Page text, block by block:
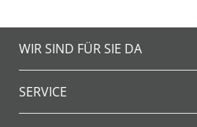
WIR SIND FÜR SIE DA
SERVICE